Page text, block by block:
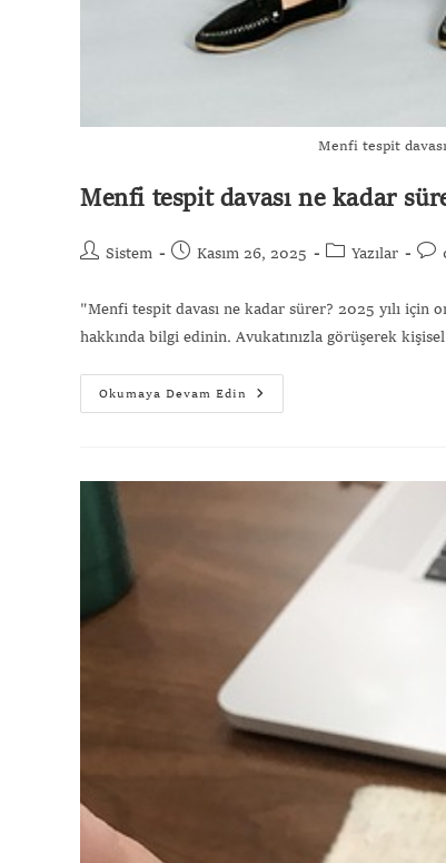
Menfi tespit
Menfi tespit davası ne kadar
Sistem Kasım 26, 2025 Yazılar
"Menfi tespit davası ne kadar sürer? 2025 yılı için
hakkında bilgi edinin. Avukatınızla görüşerek
Okumaya Devam Edin